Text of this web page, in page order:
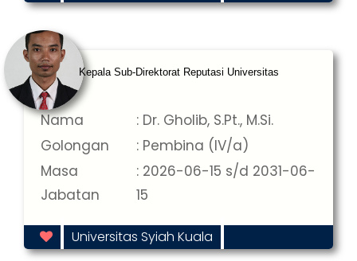
Kepala Sub-Direktorat Reputasi Universitas
Nama
: Dr. Gholib, S.Pt., M.Si.
Golongan
: Pembina (IV/a)
Masa
Jabatan
: 2026-06-15 s/d 2031-06-
15
Universitas Syiah Kuala